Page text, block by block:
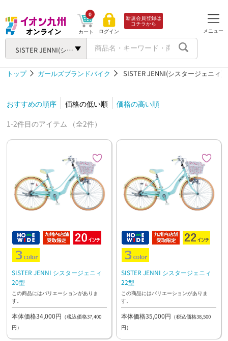
SISTER JENNI(シスタージェニィ)
カート
0
ログイン
新規会員登録は
コチラから
メニュー
トップ ガールズブランドバイク SISTER JENNI(シスタージェニィ)
おすすめの順序 価格の低い順
価格の高い順
1-2件目のアイテム （全2件）
SISTER JENNI シスタージェニィ
20型
この商品にはバリエーションがありま
す。
本体価格34,000円 （税込価格37,400
円）
SISTER JENNI シスタージェニィ
22型
この商品にはバリエーションがありま
す。
本体価格35,000円 （税込価格38,500
円）